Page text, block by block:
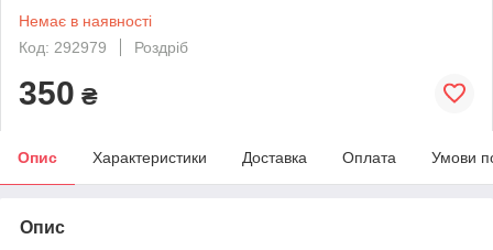
Немає в наявності
Код: 292979
Роздріб
350 ₴
Опис Характеристики Доставка Оплата Умови
Опис